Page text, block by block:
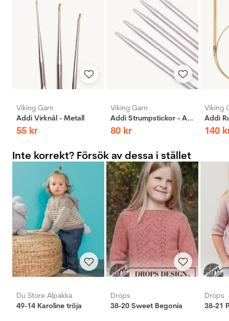
Viking Garn
Addi Virknål - Metall
55 kr
Viking Garn
Addi Strumpstickor - Aluminium
80 kr
Viking
140
Inte korrekt? Försök av dessa i stället
Du Store Alpakka
49-14 Karoline tröja
Drops
38-20 Sweet Begonia
Drops
38-21